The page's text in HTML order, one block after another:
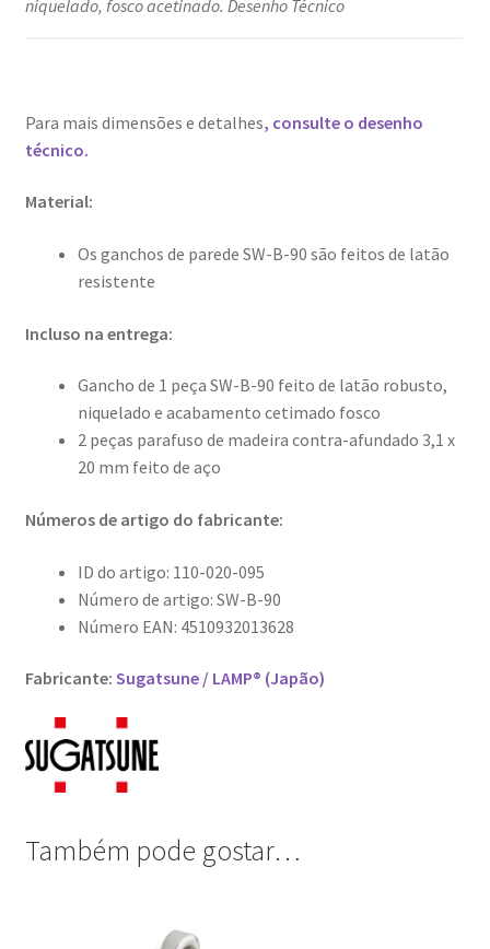
niquelado, fosco acetinado. Desenho Técnico
Para mais dimensões e detalhes, consulte o desenho
técnico.
Material:
Os ganchos de parede SW-B-90 são feitos de latão
resistente
Incluso na entrega:
Gancho de 1 peça SW-B-90 feito de latão robusto,
niquelado e acabamento cetimado fosco
2 peças parafuso de madeira contra-afundado 3,1 x
20 mm feito de aço
Números de artigo do fabricante:
ID do artigo: 110-020-095
Número de artigo: SW-B-90
Número EAN: 4510932013628
Fabricante: Sugatsune / LAMP® (Japão)
Também pode gostar…